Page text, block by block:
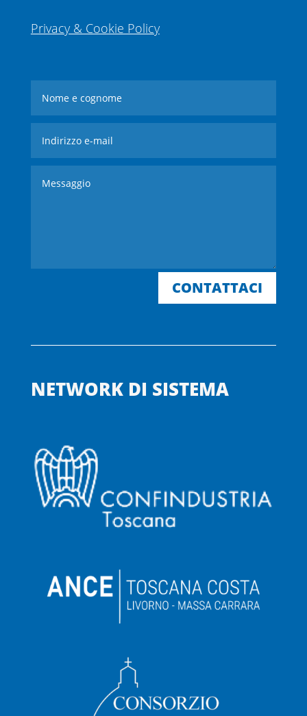
Privacy & Cookie Policy
CONTATTACI
NETWORK DI SISTEMA